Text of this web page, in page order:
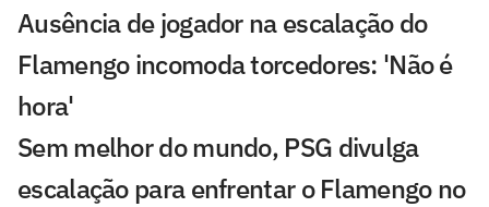
Ausência de jogador na escalação do
Flamengo incomoda torcedores: 'Não é
hora'
Sem melhor do mundo, PSG divulga
escalação para enfrentar o Flamengo no